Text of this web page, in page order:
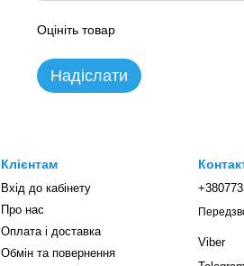
Оцініть товар
Надіслати
Клієнтам
Вхід до кабінету
Про нас
Оплата і доставка
Обмін та повернення
Viber